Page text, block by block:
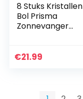
8 Stuks Kristallen
Bol Prisma
Zonnevanger
Kristallen Prisma
€21.99